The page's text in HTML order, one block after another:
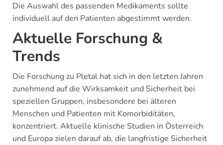
Die Auswahl des passenden Medikaments sollte
individuell auf den Patienten abgestimmt werden.
Aktuelle Forschung &
Trends
Die Forschung zu Pletal hat sich in den letzten Jahren
zunehmend auf die Wirksamkeit und Sicherheit bei
speziellen Gruppen, insbesondere bei älteren
Menschen und Patienten mit Komorbiditäten,
konzentriert. Aktuelle klinische Studien in Österreich
und Europa zielen darauf ab, die langfristige Sicherheit